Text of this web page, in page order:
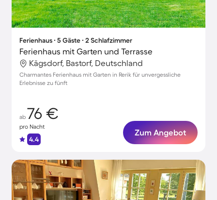
Ferienhaus ∙ 5 Gäste ∙ 2 Schlafzimmer
Ferienhaus mit Garten und Terrasse
Kägsdorf, Bastorf, Deutschland
Charmantes Ferienhaus mit Garten in Rerik für unvergessliche
Erlebnisse zu fünft
ab 76 €
pro Nacht
4.4
Zum Angebot